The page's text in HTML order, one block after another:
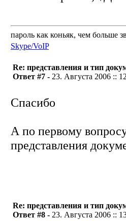
пароль как коньяк, чем больше
Skype/VoIP
Re: представления и тип
Ответ #7 - 23. Августа 2006 ::
Спасибо
А по первому
представления
Re: представления и тип
Ответ #8 - 23. Августа 2006 ::